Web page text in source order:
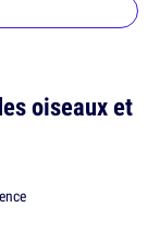
oiseaux et